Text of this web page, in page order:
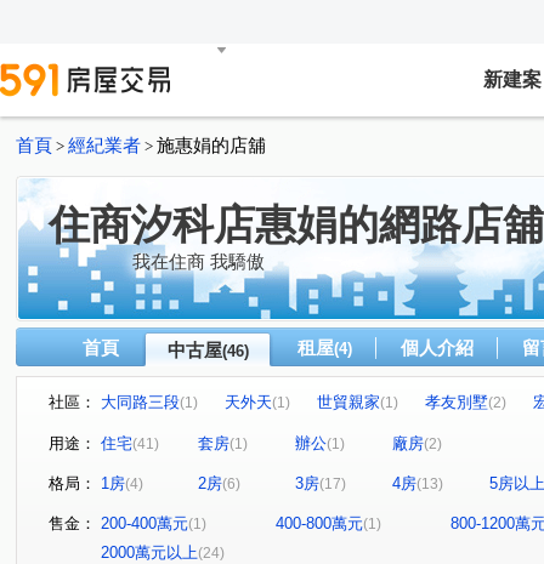
新建案
首頁 > 經紀業者 > 施惠娟的店舖
住商汐科店惠娟的網路店舖
我在住商 我驕傲
首頁 中古屋(46) 租屋(4) 個人介紹
社區： 大同路三段(1) 天外天(1) 世貿親家(1) 孝友別墅(2)
中華街公寓
樟樹一路公寓 (1) 巨豪小築
福邸龍門B區
(1) 忠孝大院(3) 甲山林天廈(2) 青年守則
華中捷仕堡/台北囍多 全民居易(1)
遠東科
星野之森-D區(1)
用途： 住宅(41) 套房(1) 辦公(1) 廠房(2)
格局： 1房(4) 2房(6) 3房(17) 4房(13) 5房以上
售金： 200-400萬元(1) 400-800萬元(1)
800-1200萬
2000萬元以上(24)